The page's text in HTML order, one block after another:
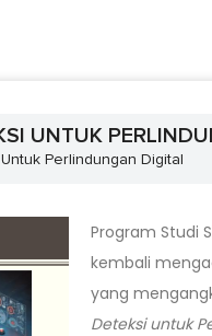
UNTUK
Perlindungan Digital
Program Studi
kembali
yang
Deteksi untuk